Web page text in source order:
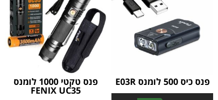
פנס כיס 500 לומנס E03R פנס טקטי 1000 לומנס
FENIX UC35